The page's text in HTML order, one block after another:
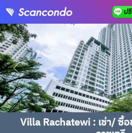
Villa Rachatewi : เช่า/ ซื้